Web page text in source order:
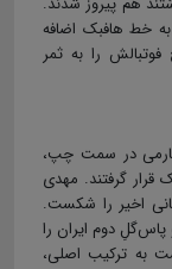
خط هافبک اضافه
را به ثمر
در سمت چپ،
گرفتند. مهدی
اخیر را شکست.
دوم ایران را
به ترکیب اصلی،